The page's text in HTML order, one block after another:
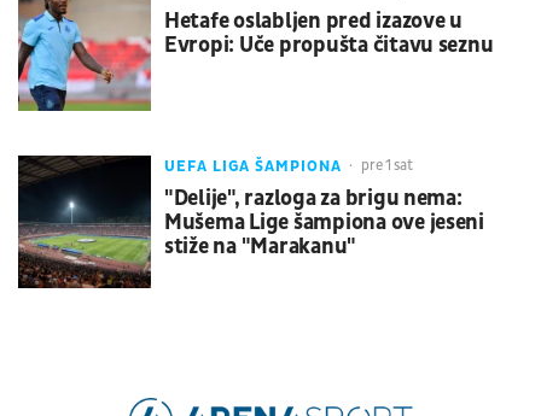
Hetafe oslabljen pred izazove u
Evropi: Uče propušta čitavu seznu
UEFA LIGA ŠAMPIONA pre 1 sat
"Delije", razloga za brigu nema:
Mušema Lige šampiona ove jeseni
stiže na "Marakanu"